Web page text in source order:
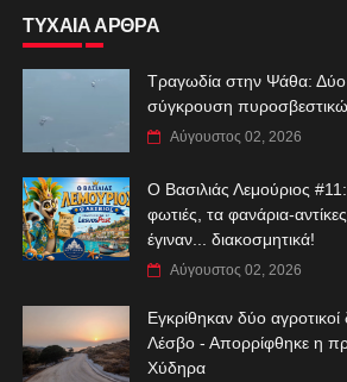
ΤΥΧΑΙΑ ΑΡΘΡΑ
Τραγωδία στην Ψάθα: Δύο
σύγκρουση
Αύγουστος 02, 2026
Ο Βασιλιάς Λεμούριος
φωτιές, τα φανάρια-
έγιναν... διακοσμητικά!
Αύγουστος 02, 2026
Εγκρίθηκαν δύο αγροτικοί
Λέσβο - Απορρίφθηκε η
Χύδηρα